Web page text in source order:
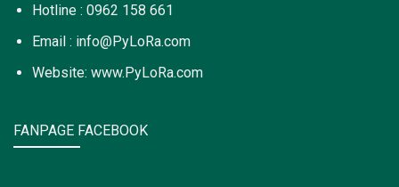
Hotline : 0962 158 661
Email : info@PyLoRa.com
Website: www.PyLoRa.com
FANPAGE FACEBOOK